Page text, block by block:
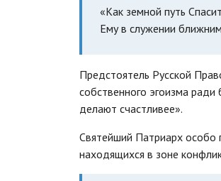
«Как земной путь
Ему в служении
Предстоятель Русской
собственного эгоизма ради
делают счастливее».
Святейший Патриарх особо
находящихся в зоне